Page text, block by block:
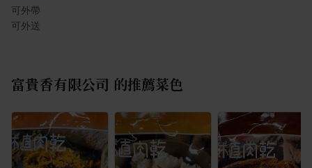
可外帶
可外送
富貴香有限公司 的推薦菜色